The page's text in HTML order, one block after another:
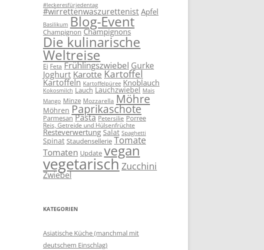
#leckeresfürjedentag
#wirrettenwaszurettenist Apfel
Basilikum Blog-Event
Champignon Champignons
Die kulinarische
Weltreise
Ei Feta Frühlingszwiebel Gurke
Joghurt Karotte Kartoffel
Kartoffeln Kartoffelpüree Knoblauch
Kokosmilch Lauch Lauchzwiebel Mais
Mango Minze Mozzarella Möhre
Möhren Paprikaschote
Parmesan Pasta Petersilie Porree
Reis, Getreide und Hülsenfrüchte
Resteverwertung Salat Spaghetti
Spinat Staudensellerie Tomate
Tomaten Update vegan
vegetarischZucchini
Zwiebel
KATEGORIEN
Asiatische Küche (manchmal mit
deutschem Einschlag)